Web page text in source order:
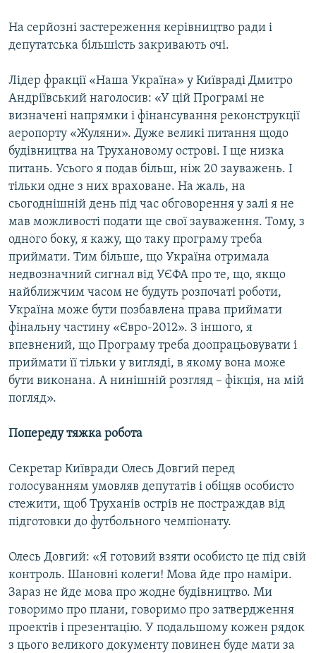
На серйозні застереження керівництво ради і
депутатська більшість закривають очі.
Лідер фракції «Наша Україна» у Київраді Дмитро
Андріївський наголосив: «У цій Програмі не
визначені напрямки і фінансування реконструкції
аеропорту «Жуляни». Дуже великі питання щодо
будівництва на Трухановому острові. І ще низка
питань. Усього я подав більш, ніж 20 зауважень. І
тільки одне з них враховане. На жаль, на
сьогоднішній день під час обговорення у залі я не
мав можливості подати ще свої зауваження. Тому, з
одного боку, я кажу, що таку програму треба
приймати. Тим більше, що Україна отримала
недвозначний сигнал від УЄФА про те, що, якщо
найближчим часом не будуть розпочаті роботи,
Україна може бути позбавлена права приймати
фінальну частину «Євро-2012». З іншого, я
впевнений, що Програму треба доопрацьовувати і
приймати її тільки у вигляді, в якому вона може
бути виконана. А нинішній розгляд – фікція, на мій
погляд».
Попереду тяжка робота
Секретар Київради Олесь Довгий перед
голосуванням умовляв депутатів і обіцяв особисто
стежити, щоб Труханів острів не постраждав від
підготовки до футбольного чемпіонату.
Олесь Довгий: «Я готовий взяти особисто це під свій
контроль. Шановні колеги! Мова йде про наміри.
Зараз не йде мова про жодне будівництво. Ми
говоримо про плани, говоримо про затвердження
проектів і презентацію. У подальшому кожен рядок
з цього великого документу повинен буде мати за